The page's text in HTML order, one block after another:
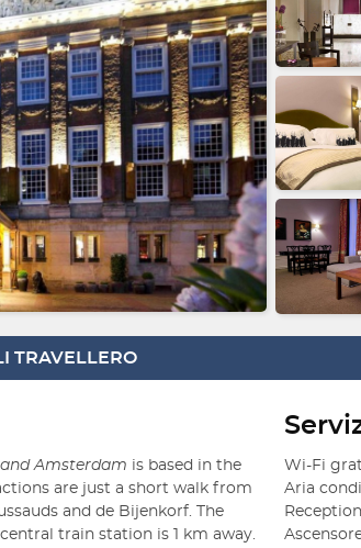
TRAVELLERO
Amsterdam is based in the
are just a short walk from
and de Bijenkorf. The
train station is 1 km away.
Wi-Fi
Aria